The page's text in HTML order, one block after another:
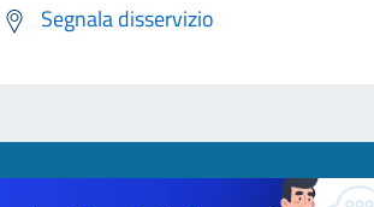
Segnala disservizio